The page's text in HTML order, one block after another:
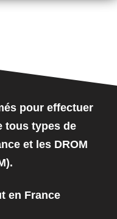
pour effectuer
tous types de
et les DROM
en France